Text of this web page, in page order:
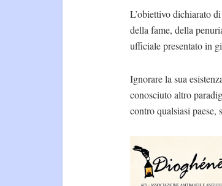
L’obiettivo dichiarato
della fame, della
ufficiale presentato in
Ignorare la sua
conosciuto altro
contro qualsiasi paese,